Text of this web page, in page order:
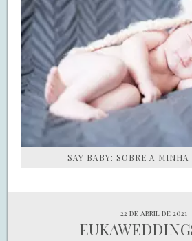
SAY BABY: SOBRE A MINHA
22 de abril de 2021